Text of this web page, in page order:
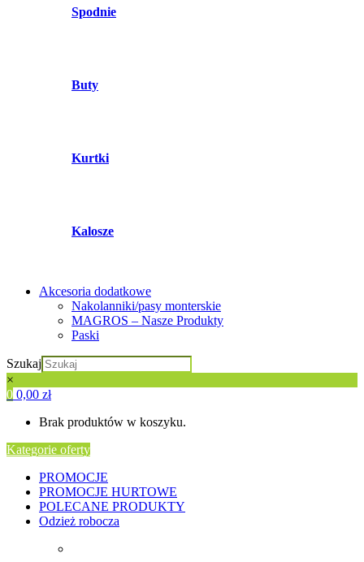
Spodnie
Buty
Kurtki
Kalosze
Akcesoria dodatkowe
Nakolanniki/pasy monterskie
MAGROS – Nasze Produkty
Paski
Szukaj
×
0 0,00 zł
Brak produktów w koszyku.
Kategorie oferty
PROMOCJE
PROMOCJE HURTOWE
POLECANE PRODUKTY
Odzież robocza